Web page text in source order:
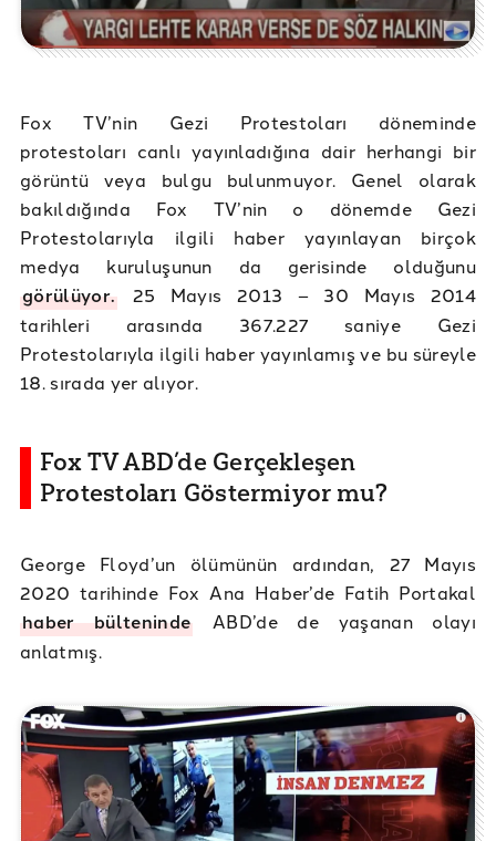
Fox TV’nin Gezi Protestoları döneminde
protestoları canlı yayınladığına dair herhangi bir
görüntü veya bulgu bulunmuyor. Genel olarak
bakıldığında Fox TV’nin o dönemde Gezi
Protestolarıyla ilgili haber yayınlayan birçok
medya kuruluşunun da gerisinde olduğunu
görülüyor. 25 Mayıs 2013 – 30 Mayıs 2014
tarihleri arasında 367.227 saniye Gezi
Protestolarıyla ilgili haber yayınlamış ve bu süreyle
18. sırada yer alıyor.
Fox TV ABD’de Gerçekleşen
Protestoları Göstermiyor mu?
George Floyd’un ölümünün ardından, 27 Mayıs
2020 tarihinde Fox Ana Haber’de Fatih Portakal
haber bülteninde ABD’de de yaşanan olayı
anlatmış.